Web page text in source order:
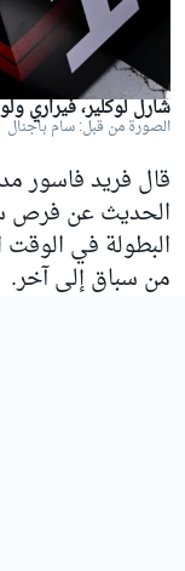
شارل لوكلير، فيراري
الصورة من قبل: سام باجنال
قال فريد فاسور
الحديث عن فرص
البطولة في
من سباق إلى آخر.